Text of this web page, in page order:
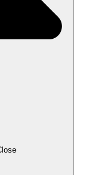
Close محصولات جانبی کودکان